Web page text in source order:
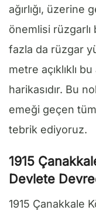
ağırlığı, üzerine
önemlisi
fazla da rüzgar
metre açıklıklı
harikasıdır. Bu
emeği geçen
tebrik ediyoruz.
1915
Devlete
1915 Çanakkale